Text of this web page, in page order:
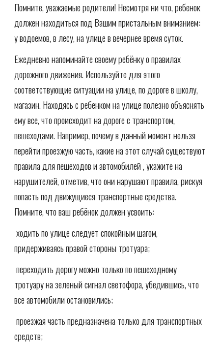
Помните, уважаемые родители! Несмотря ни что, ребенок
должен находиться под Вашим пристальным вниманием:
у водоемов, в лесу, на улице в вечернее время суток.
Ежедневно напоминайте своему ребёнку о правилах
дорожного движения. Используйте для этого
соответствующие ситуации на улице, по дороге в школу,
магазин. Находясь с ребенком на улице полезно объяснять
ему все, что происходит на дороге с транспортом,
пешеходами. Например, почему в данный момент нельзя
перейти проезжую часть, какие на этот случай существуют
правила для пешеходов и автомобилей , укажите на
нарушителей, отметив, что они нарушают правила, рискуя
попасть под движущиеся транспортные средства.
Помните, что ваш ребёнок должен усвоить:
 ходить по улице следует спокойным шагом,
придерживаясь правой стороны тротуара;
 переходить дорогу можно только по пешеходному
тротуару на зеленый сигнал светофора, убедившись, что
все автомобили остановились;
 проезжая часть предназначена только для транспортных
средств;